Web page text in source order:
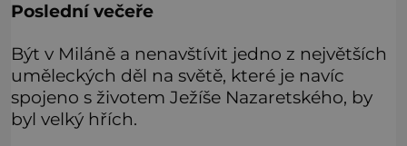
Poslední večeře
Být v Miláně a nenavštívit jedno z největších
uměleckých děl na světě, které je navíc
spojeno s životem Ježíše Nazaretského, by
byl velký hřích.